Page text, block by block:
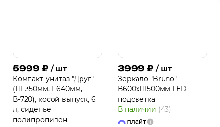
5999 ₽ / шт
Компакт-унитаз "Друг"
(Ш-350мм, Г-640мм,
В-720), косой выпуск, 6
л, сиденье
полипропилен
3999 ₽ / шт
Зеркало "Bruno"
В600хШ500мм LED-
подсветка
В наличии (43)